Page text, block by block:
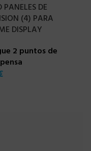
PANELES DE
(4) PARA
DISPLAY
2 puntos de